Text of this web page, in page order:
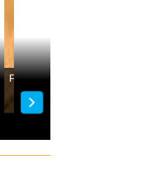
Fokozódik a kánikula a